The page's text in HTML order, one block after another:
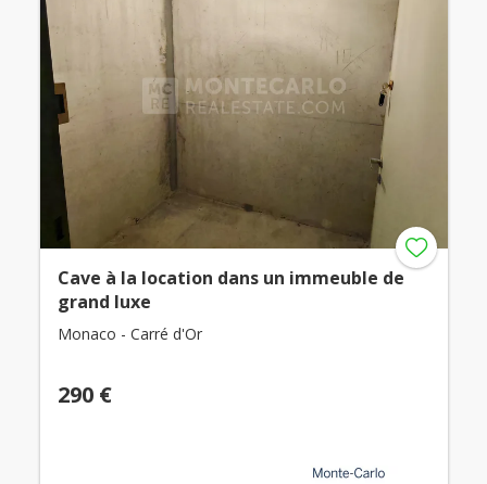
Cave à la location dans un immeuble de
grand luxe
Monaco - Carré d'Or
290 €